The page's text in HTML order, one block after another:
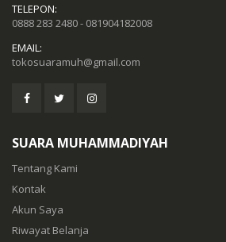
TELEPON:
0888 283 2480 - 081904182008
EMAIL:
tokosuaramuh@gmail.com
SUARA MUHAMMADIYAH
Tentang Kami
Kontak
Akun Saya
Riwayat Belanja